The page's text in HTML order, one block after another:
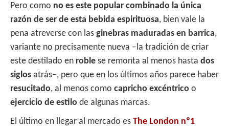
Pero como no es este popular combinado la única
razón de ser de esta bebida espirituosa, bien vale la
pena atreverse con las ginebras maduradas en barrica,
variante no precisamente nueva –la tradición de criar
este destilado en roble se remonta al menos hasta dos
siglos atrás–, pero que en los últimos años parece haber
resucitado, al menos como capricho excéntrico o
ejercicio de estilo de algunas marcas.
El último en llegar al mercado es The London nº1